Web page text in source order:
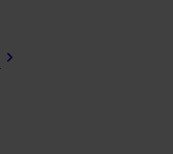
chevron_right